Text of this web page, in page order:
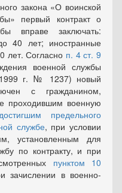
закона «О воинской
первый контракт о
вправе заключать:
40 лет; иностранные
лет. Согласно п. 4 ст. 9
военной службы
г. № 1237) новый
с гражданином,
проходившим военную
предельного
службе, при условии
установленным для
по контракту, и при
пунктом 10
зачислении в военно-